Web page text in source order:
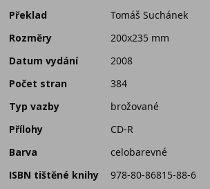
Překlad
Tomáš Suchánek
Rozměry
200x235 mm
Datum vydání
2008
Počet stran
384
Typ vazby
brožované
Přílohy
CD-R
Barva
celobarevné
ISBN tištěné knihy
978-80-86815-88-6